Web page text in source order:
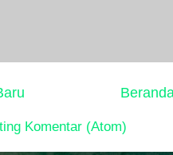
Komentar (Atom)